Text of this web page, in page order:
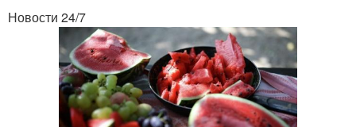
Новости 24/7